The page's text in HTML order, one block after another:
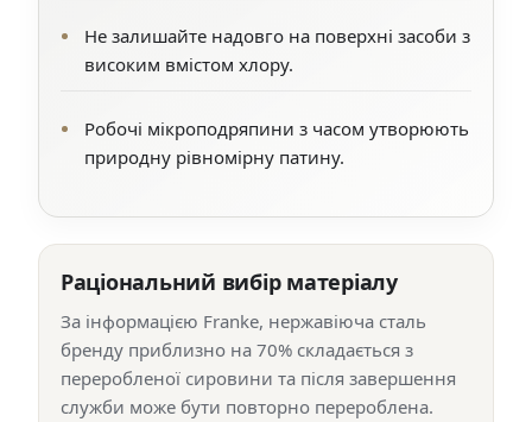
Не залишайте надовго на поверхні засоби з
високим вмістом хлору.
Робочі мікроподряпини з часом утворюють
природну рівномірну патину.
Раціональний вибір матеріалу
За інформацією Franke, нержавіюча сталь
бренду приблизно на 70% складається з
переробленої сировини та після завершення
служби може бути повторно перероблена.